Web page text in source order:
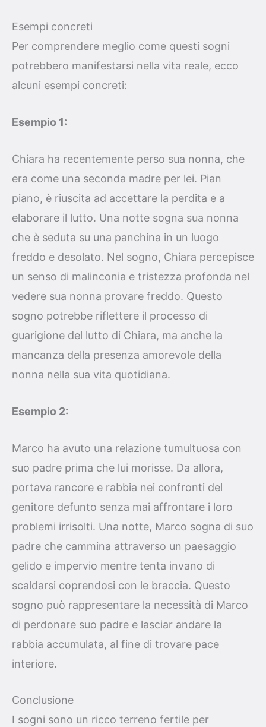
Esempi concreti
Per comprendere meglio come questi sogni
potrebbero manifestarsi nella vita reale, ecco
alcuni esempi concreti:
Esempio 1:
Chiara ha recentemente perso sua nonna, che
era come una seconda madre per lei. Pian
piano, è riuscita ad accettare la perdita e a
elaborare il lutto. Una notte sogna sua nonna
che è seduta su una panchina in un luogo
freddo e desolato. Nel sogno, Chiara percepisce
un senso di malinconia e tristezza profonda nel
vedere sua nonna provare freddo. Questo
sogno potrebbe riflettere il processo di
guarigione del lutto di Chiara, ma anche la
mancanza della presenza amorevole della
nonna nella sua vita quotidiana.
Esempio 2:
Marco ha avuto una relazione tumultuosa con
suo padre prima che lui morisse. Da allora,
portava rancore e rabbia nei confronti del
genitore defunto senza mai affrontare i loro
problemi irrisolti. Una notte, Marco sogna di suo
padre che cammina attraverso un paesaggio
gelido e impervio mentre tenta invano di
scaldarsi coprendosi con le braccia. Questo
sogno può rappresentare la necessità di Marco
di perdonare suo padre e lasciar andare la
rabbia accumulata, al fine di trovare pace
interiore.
Conclusione
I sogni sono un ricco terreno fertile per